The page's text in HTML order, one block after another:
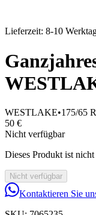
Lieferzeit: 8-10
WESTLAKE•175/65
50 €
Nicht verfügbar
Dieses Produkt ist
Nicht verfügbar
Kontaktieren Sie